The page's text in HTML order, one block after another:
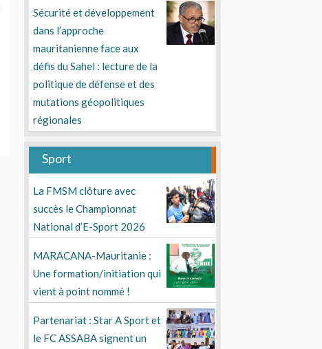
Sécurité et développement
dans l’approche
mauritanienne face aux
défis du Sahel : lecture de la
politique de défense et des
mutations géopolitiques
régionales
Sport
La FMSM clôture avec
succès le Championnat
National d’E-Sport 2026
MARACANA-Mauritanie :
Une formation/initiation qui
vient à point nommé !
Partenariat : Star A Sport et
le FC ASSABA signent un